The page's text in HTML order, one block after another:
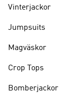
Vinterjackor
Jumpsuits
Magväskor
Crop Tops
Bomberjackor